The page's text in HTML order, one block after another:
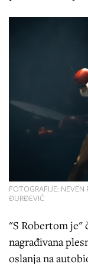
FOTOGRAFIJE:
ĐURĐEVIĆ
"S Robertom je"
nagrađivana
oslanja na